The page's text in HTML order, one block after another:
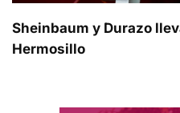
Sheinbaum y Durazo
Hermosillo